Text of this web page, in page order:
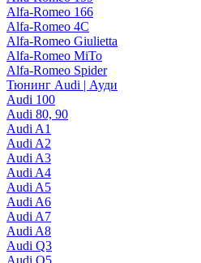
Alfa-Romeo 166
Alfa-Romeo 4C
Alfa-Romeo Giulietta
Alfa-Romeo MiTo
Alfa-Romeo Spider
Тюнинг Audi | Ауди
Audi 100
Audi 80, 90
Audi A1
Audi A2
Audi A3
Audi A4
Audi A5
Audi A6
Audi A7
Audi A8
Audi Q3
Audi Q5